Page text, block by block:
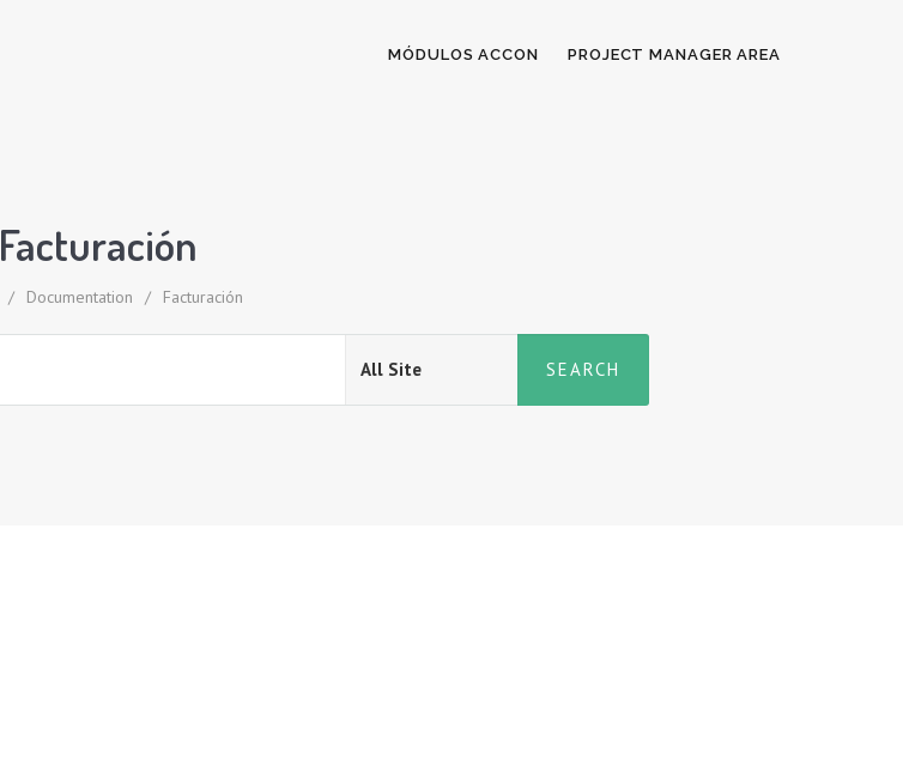
MÓDULOS ACCON PROJECT MANAGER AREA
Facturación
/ Documentation / Facturación